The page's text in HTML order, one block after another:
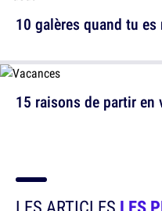
10 galères quand tu
15 raisons de partir en